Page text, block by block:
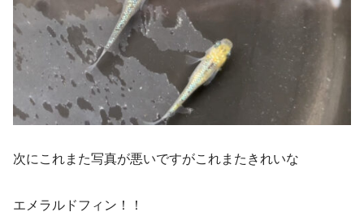
次にこれまた写真が悪いですがこれまたきれいな
エメラルドフィン！！